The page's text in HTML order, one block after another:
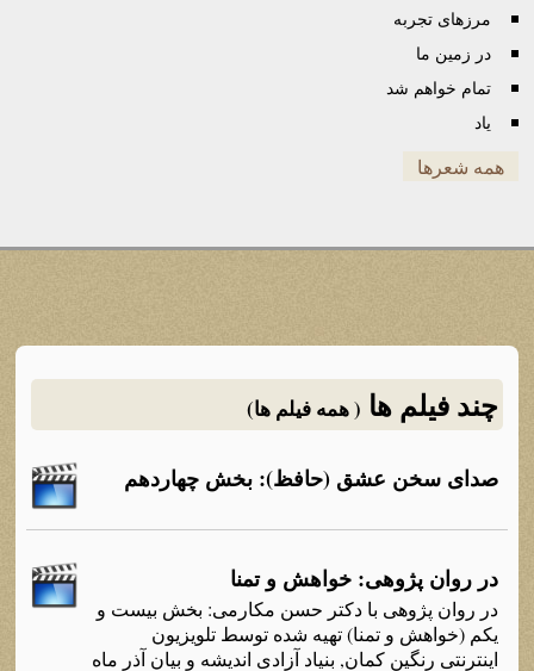
مرزهای تجربه
در زمین ما
تمام خواهم شد
یاد
همه شعرها
چند فیلم ها ( همه فیلم ها)
صدای سخن عشق (حافظ): بخش چهاردهم
در روان پژوهی: خواهش و تمنا
در روان پژوهی با دکتر حسن مکارمی: بخش بیست و
یکم (خواهش و تمنا) تهیه شده توسط تلویزیون
اینترنتی رنگین کمان, بنیاد آزادی اندیشه و بیان آذر ماه